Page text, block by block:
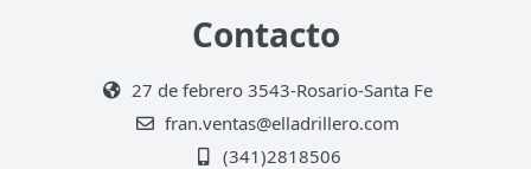
Contacto
27 de febrero 3543-Rosario-Santa Fe
fran.ventas@elladrillero.com
(341)2818506